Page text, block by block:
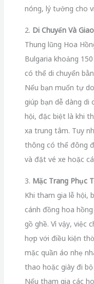
nóng, lý tưởng cho
2. Di Chuyển Và
Thung lũng Hoa
Bulgaria khoảng
có thể di chuyển
Nếu bạn muốn tự
giúp bạn dễ dàng di
hội, đặc biệt là khi
xa trung tâm. Tuy
thông có thể đông
và đặt vé xe hoặc
3. Mặc Trang Phục
Khi tham gia lễ hội,
cánh đồng hoa
gồ ghề. Vì vậy, việc
hợp với điều kiện
mặc quần áo nhẹ
thao hoặc giày đi
Nếu tham gia các